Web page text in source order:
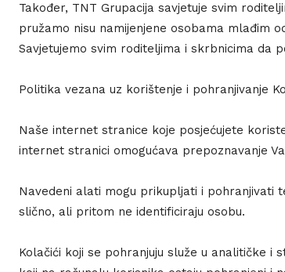
Također, TNT Grupacija savjetuje svim
pružamo nisu namijenjene osobama mlađim
Savjetujemo svim roditeljima i skrbnicima da
Politika vezana uz korištenje i pohranjivanje
Naše internet stranice koje posjećujete
internet stranici omogućava prepoznavanje
Navedeni alati mogu prikupljati i pohranjivati
slično, ali pritom ne identificiraju osobu.
Kolačići koji se pohranjuju služe u analitičke